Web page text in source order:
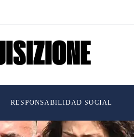
RESPONSABILIDAD SOCIAL